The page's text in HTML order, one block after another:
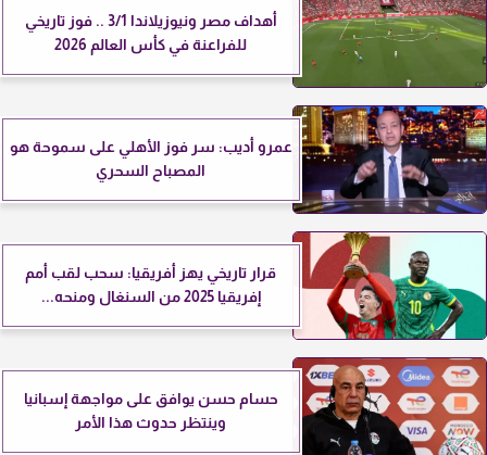
أهداف مصر ونيوزيلاندا 3/1 .. فوز تاريخي
للفراعنة في كأس العالم 2026
عمرو أديب: سر فوز الأهلي على سموحة هو
المصباح السحري
قرار تاريخي يهز أفريقيا: سحب لقب أمم
إفريقيا 2025 من السنغال ومنحه...
حسام حسن يوافق على مواجهة إسبانيا
وينتظر حدوث هذا الأمر